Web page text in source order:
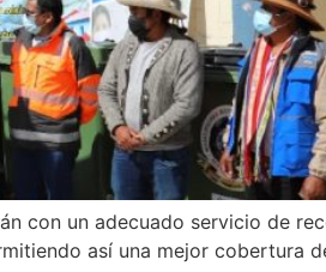
con un adecuado servicio de
así una mejor cobertura